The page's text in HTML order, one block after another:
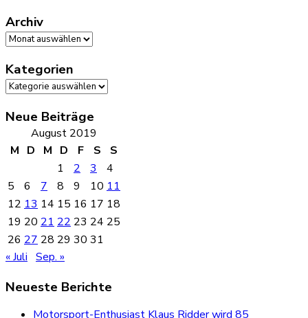
Archiv
Archiv
Kategorien
Kategorien
Neue Beiträge
August 2019
M D M D F S
S
1
2 3
4
5
6 7 8 9 10 11
12 13 14 15 16 17 18
19 20 21 22 23 24 25
26 27 28 29 30 31
« Juli Sep. »
Neueste Berichte
Motorsport-Enthusiast Klaus Ridder wird 85